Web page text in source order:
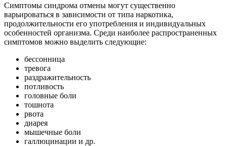
Симптомы синдрома отмены могут существенно
варьироваться в зависимости от типа наркотика,
продолжительности его употребления и индивидуальных
особенностей организма. Среди наиболее распространенных
симптомов можно выделить следующие:
бессонница
тревога
раздражительность
потливость
головные боли
тошнота
рвота
диарея
мышечные боли
галлюцинации и др.